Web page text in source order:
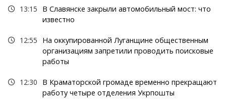
13:15
В Славянске закрыли автомобильный мост: что
известно
12:55
На оккупированной Луганщине общественным
организациям запретили проводить поисковые
работы
12:30
В Краматорской громаде временно прекращают
работу четыре отделения Укрпошты